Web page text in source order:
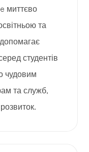
миттєво
та
студентів
чудовим
та служб,